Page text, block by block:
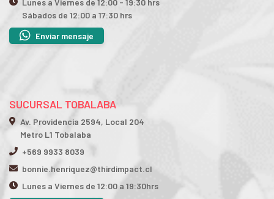
Lunes a Viernes de 12:00 - 19:30 hrs
Sábados de 12:00 a 17:30 hrs
Enviar mensaje
SUCURSAL TOBALABA
Av. Providencia 2594, Local 204
Metro L1 Tobalaba
+569 9933 8039
bonnie.henriquez@thirdimpact.cl
Lunes a Viernes de 12:00 a 19:30hrs